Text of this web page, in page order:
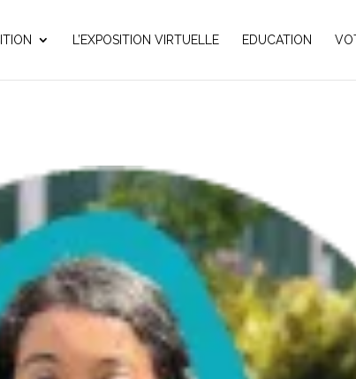
L’EXPOSITION VIRTUELLE EDUCATION